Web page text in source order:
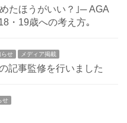
たほうがいい？｣─ AGA
・19歳への考え方｡
らせ メディア掲載
記事監修を行いました
せ